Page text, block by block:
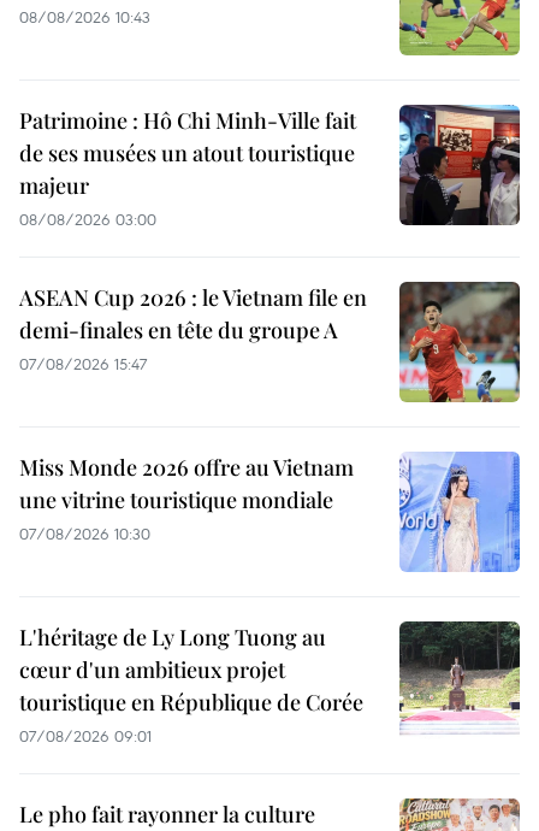
08/08/2026 10:43
Patrimoine : Hô Chi Minh-Ville fait
de ses musées un atout touristique
majeur
08/08/2026 03:00
ASEAN Cup 2026 : le Vietnam file en
demi-finales en tête du groupe A
07/08/2026 15:47
Miss Monde 2026 offre au Vietnam
une vitrine touristique mondiale
07/08/2026 10:30
L'héritage de Ly Long Tuong au
cœur d'un ambitieux projet
touristique en République de Corée
07/08/2026 09:01
Le pho fait rayonner la culture